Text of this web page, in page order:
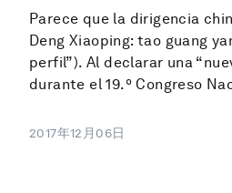
Parece que la dirigencia
Deng Xiaoping: tao guang
perfil”). Al declarar una
durante el 19.º Congreso
2017年12月06日